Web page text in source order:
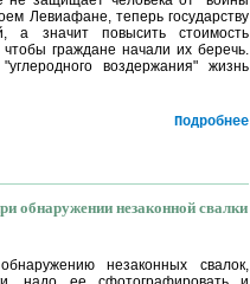
Левиафане, теперь государству
а значит повысить стоимость
граждане начали их беречь.
воздержания" жизнь
Подробнее
обнаружении незаконной свалки
незаконных свалок,